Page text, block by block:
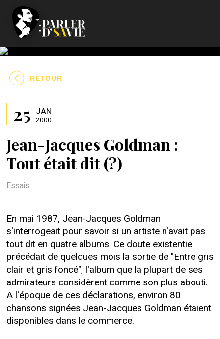
RETOUR
Jean-Jacques Goldman :
Tout était dit (?)
25 JAN
2000
Essais
En mai 1987, Jean-Jacques Goldman
s'interrogeait pour savoir si un artiste n'avait pas
tout dit en quatre albums. Ce doute existentiel
précédait de quelques mois la sortie de "Entre gris
clair et gris foncé", l'album que la plupart de ses
admirateurs considèrent comme son plus abouti.
A l'époque de ces déclarations, environ 80
chansons signées Jean-Jacques Goldman étaient
disponibles dans le commerce.